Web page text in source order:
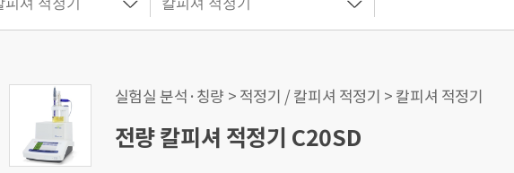
실험실 분석·칭량 > 적정기 / 칼피셔 적정기 > 칼피셔 적정기
전량 칼피셔 적정기 C20SD